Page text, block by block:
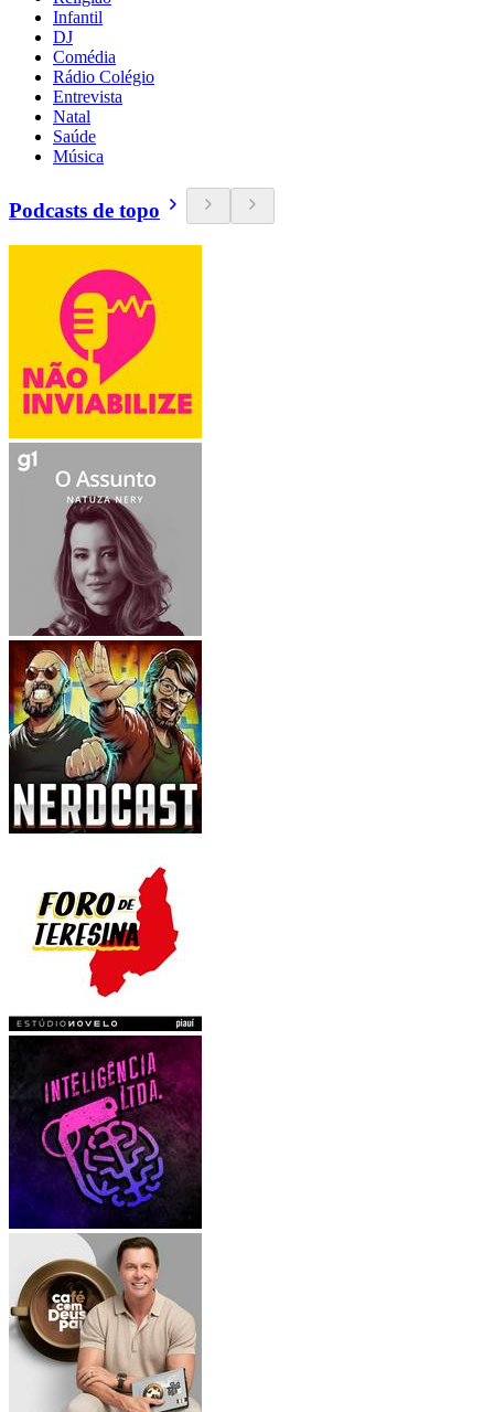
Infantil
DJ
Comédia
Rádio Colégio
Entrevista
Natal
Saúde
Música
Podcasts de topo